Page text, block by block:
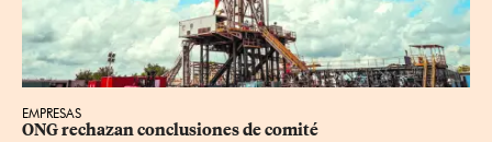
EMPRESAS
ONG rechazan conclusiones de comité